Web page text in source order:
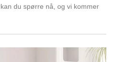
du spørre nå, og vi kommer